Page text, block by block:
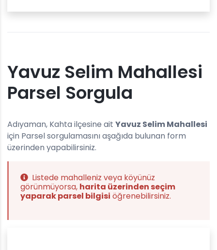
Yavuz Selim Mahallesi
Parsel Sorgula
Adıyaman, Kahta ilçesine ait Yavuz Selim Mahallesi
için Parsel sorgulamasını aşağıda bulunan form
üzerinden yapabilirsiniz.
Listede mahalleniz veya köyünüz
görünmüyorsa, harita üzerinden seçim
yaparak parsel bilgisi öğrenebilirsiniz.